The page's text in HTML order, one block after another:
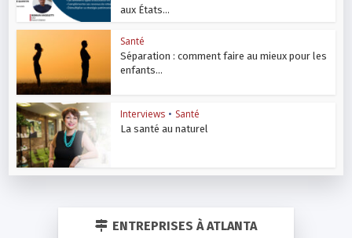
aux États...
Santé
Séparation : comment faire au mieux pour les
enfants...
Interviews • Santé
La santé au naturel
ENTREPRISES À ATLANTA